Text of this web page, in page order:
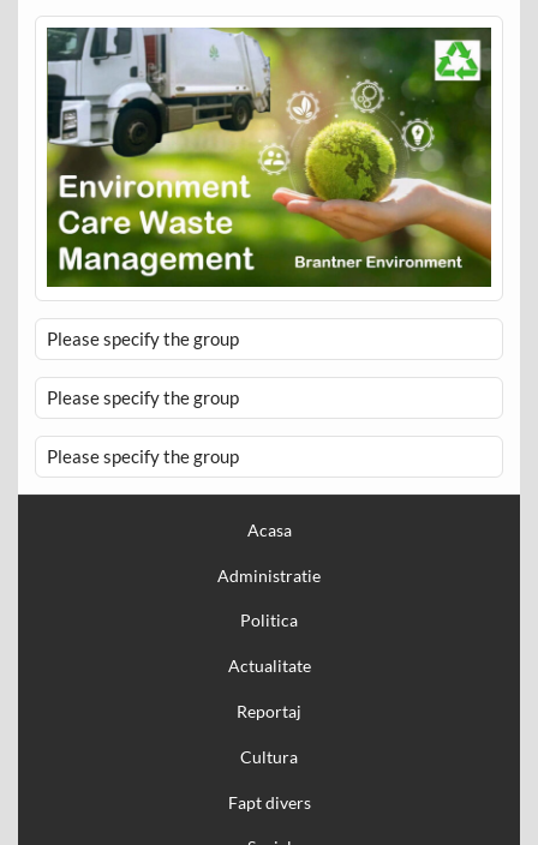
Please specify the group
Please specify the group
Please specify the group
Acasa
Administratie
Politica
Actualitate
Reportaj
Cultura
Fapt divers